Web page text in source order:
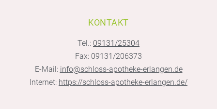
KONTAKT
Tel.: 09131/25304
Fax: 09131/206373
E-Mail: info@schloss-apotheke-erlangen.de
Internet: https://schloss-apotheke-erlangen.de/